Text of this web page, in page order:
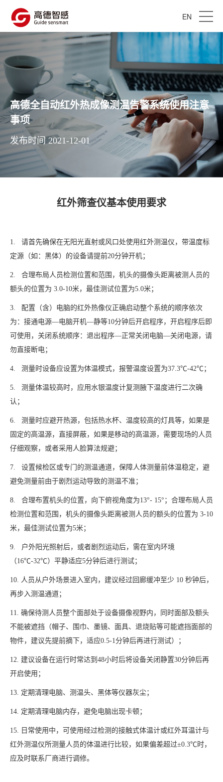
EN
高德全自动红外热成像测温告警系统使用注意
事项
发布时间 2021-12-01
红外筛查仪基本使用要求
1. 请首先确保在无阳光直射或风口处使用红外测温仪，带温度标
定源（如：黑体）的设备请提前20分钟开机；
2. 合理布局人员检测位置和范围，机头的摄像头距离被测人员的
额头的位置为 3.0-10米，最佳测试位置为5.0米；
3. 配置（含）电脑的红外热像仪正确启动整个系统的顺序依次
为：接通电源—电脑开机—静等10分钟后开启程序，开启程序后即
可使用，关闭系统顺序：退出程序—正常关闭电脑—关闭电源，请
勿直接断电；
4. 测量时设备应设置为体温模式，报警温度设置为37.3℃-42℃；
5. 测量体温较高时，应用水银温度计复测腋下温度进行二次确
认；
6. 测量时应避开热源，包括热水杯、温度较高的灯具等，如果是
固定的高温源，直接屏蔽，如果是移动的高温源，需要现场的人员
仔细观察，或者采用人脸算法规避；
7. 设置候检区或专门的测温通道，保障人体测量前体温稳定，避
避免测量前由于剧烈运动导致的测温不准；
8. 合理布置机头的位置，向下俯视角度为13°- 15°；合理布局人员
检测位置和范围，机头的摄像头距离被测人员的额头的位置为 3-10
米，最佳测试位置为5米；
9. 户外阳光照射后，或者剧烈运动后，需在室内环境
（16℃-32℃）平静适应5分钟后进行测试；
10. 人员从户外场景进入室内，建议经过回廊缓冲至少 10 秒钟后，
再步入测温通道；
11. 确保待测人员整个面部处于设备摄像视野内，同时面部及额头
不能被遮挡（帽子、围巾、墨镜、面具、退烧贴等可能遮挡面部的
物件，建议先提前摘下，适应0.5-1分钟后再进行测试）；
12. 建议设备在运行时常达到48小时后将设备关闭静置30分钟后再
开启使用；
13. 定期清理电脑、测温头、黑体等仪器灰尘；
14. 定期清理电脑内存，避免电脑出现卡顿；
15. 日常使用中，可使用经过检测的接触式体温计或红外耳温计与
红外测温仪所测量人员的体温进行比较，如果偏差超过±0.3℃时，
应及时联系厂商进行调修。